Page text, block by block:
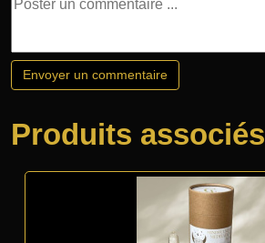
Produits associés